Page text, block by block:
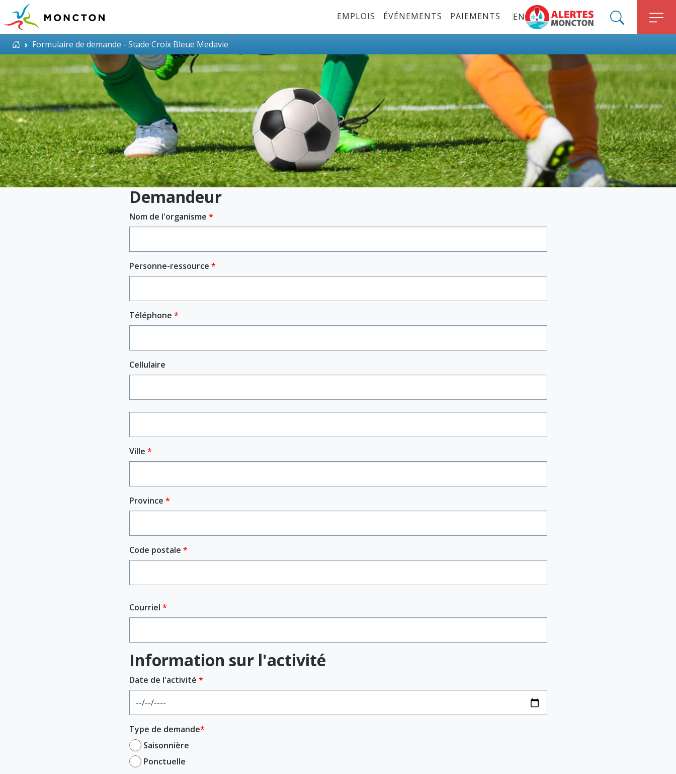
Aller au contenu principal Top Menu
EMPLOIS ÉVÉNEMENTS PAIEMENTS
EN
ALERT MONCTON
SEARCH
Accueil
Formulaire de demande - Stade Croix Bleue Medavie
Demandeur
Nom de l'organisme
Personne-ressource
Téléphone
Cellulaire
Adresse
Ville
Province
Code postale
Courriel
Information sur l'activité
Date de l'activité
Type de demande
Saisonnière
Ponctuelle